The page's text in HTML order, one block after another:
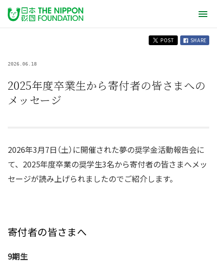
POST SHARE
2026.06.18
2025年度卒業生から寄付者の皆さまへの
メッセージ
2026年3月7日（土）に開催された夢の奨学金活動報告会に
て、2025年度卒業の奨学生3名から寄付者の皆さまへメッ
セージが読み上げられましたのでご紹介します。
寄付者の皆さまへ
9期生